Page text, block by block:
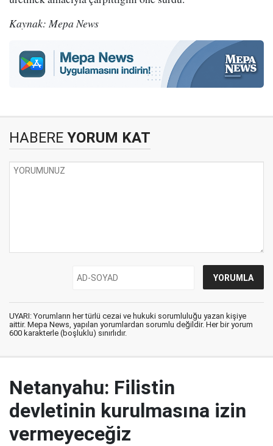
Kaynak: Mepa News
HABERE YORUM KAT
UYARI: Yorumların her türlü cezai ve hukuki sorumluluğu yazan kişiye
aittir. Mepa News, yapılan yorumlardan sorumlu değildir. Her bir yorum
600 karakterle (boşluklu) sınırlıdır.
Netanyahu: Filistin
devletinin kurulmasına izin
vermeyeceğiz